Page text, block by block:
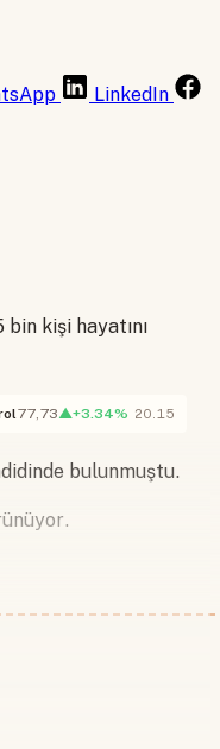
LinkedIn
kişi hayatını
77,73▲+3.34% 20.15
bulunmuştu.